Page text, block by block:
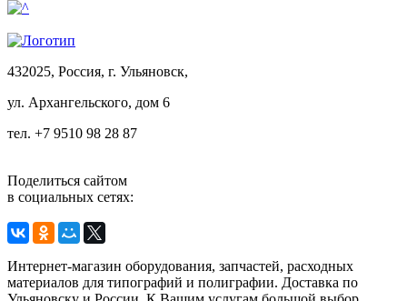
432025, Россия, г. Ульяновск,
ул. Архангельского, дом 6
тел. +7 9510 98 28 87
Поделиться сайтом
в социальных сетях:
Интернет-магазин оборудования, запчастей, расходных
материалов для типографий и полиграфии. Доставка по